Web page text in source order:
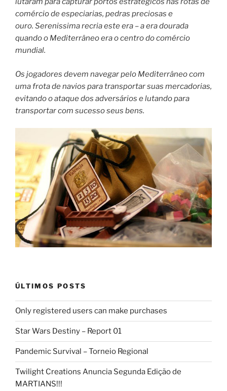
comércio de especiarias, pedras preciosas e
ouro. Serenissima recria este era – a era dourada
quando o Mediterrâneo era o centro do comércio
mundial.
Os jogadores devem navegar pelo Mediterrâneo com
uma frota de navios para transportar suas mercadorias,
evitando o ataque dos adversários e lutando para
transportar com sucesso seus bens.
ÚLTIMOS POSTS
Only registered users can make purchases
Star Wars Destiny – Report 01
Pandemic Survival – Torneio Regional
Twilight Creations Anuncia Segunda Edição de
MARTIANS!!!